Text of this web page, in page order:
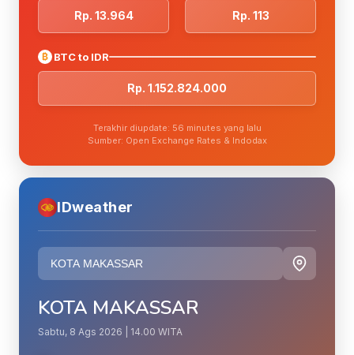
Rp. 13.964 Rp. 113
₿ BTC to IDR
Rp. 1.152.824.000
Terakhir diupdate: 56 minutes yang lalu
Sumber: Open Exchange Rates & Indodax
IDweather
KOTA MAKASSAR
Sabtu, 8 Ags 2026 | 14.00 WITA